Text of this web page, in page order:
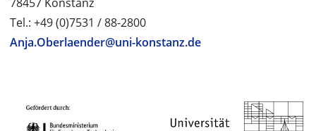
Tel.: +49 (0)7531 / 88-2800
Anja.Oberlaender@uni-konstanz.de